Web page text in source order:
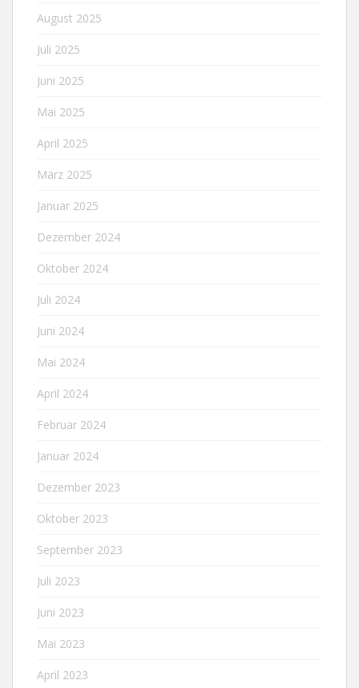
August 2025
Juli 2025
Juni 2025
Mai 2025
April 2025
März 2025
Januar 2025
Dezember 2024
Oktober 2024
Juli 2024
Juni 2024
Mai 2024
April 2024
Februar 2024
Januar 2024
Dezember 2023
Oktober 2023
September 2023
Juli 2023
Juni 2023
Mai 2023
April 2023